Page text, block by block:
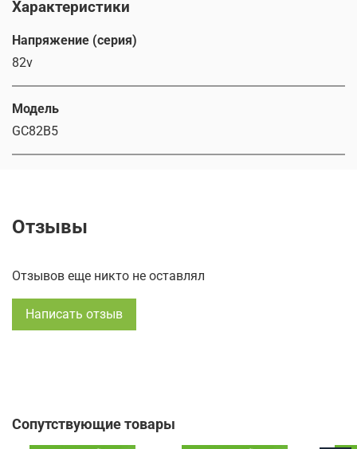
Характеристики
Напряжение (серия)
82v
Модель
GC82B5
Отзывы
Отзывов еще никто не оставлял
Написать отзыв
Сопутствующие товары